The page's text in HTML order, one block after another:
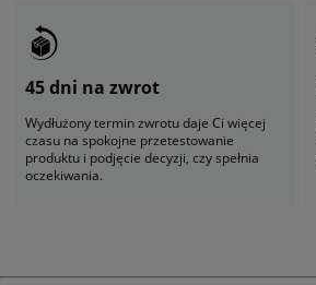
45 dni na zwrot
Wydłużony termin zwrotu daje Ci więcej
czasu na spokojne przetestowanie
produktu i podjęcie decyzji, czy spełnia
oczekiwania.